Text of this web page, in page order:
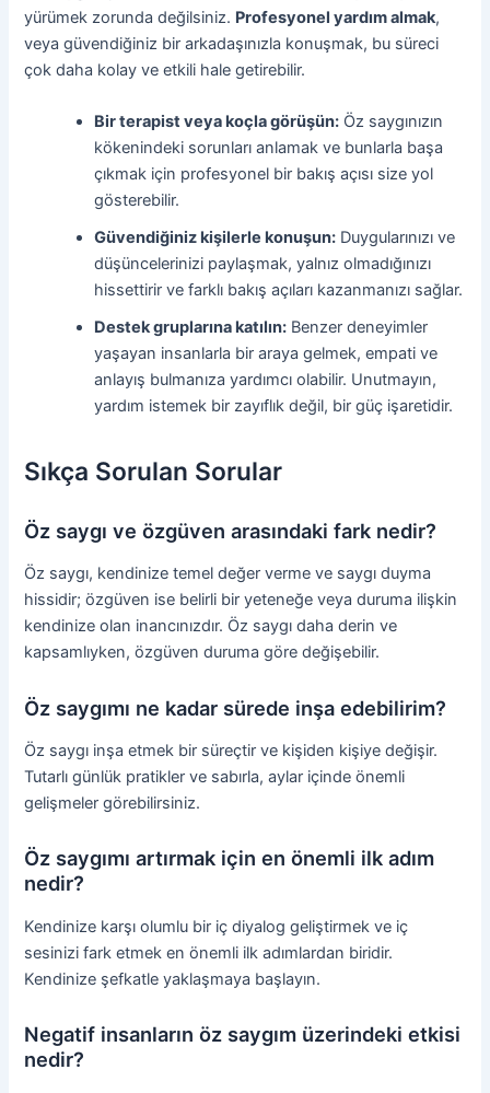
yürümek zorunda değilsiniz. Profesyonel yardım almak,
veya güvendiğiniz bir arkadaşınızla konuşmak, bu süreci
çok daha kolay ve etkili hale getirebilir.
Bir terapist veya koçla görüşün: Öz saygınızın
kökenindeki sorunları anlamak ve bunlarla başa
çıkmak için profesyonel bir bakış açısı size yol
gösterebilir.
Güvendiğiniz kişilerle konuşun: Duygularınızı ve
düşüncelerinizi paylaşmak, yalnız olmadığınızı
hissettirir ve farklı bakış açıları kazanmanızı sağlar.
Destek gruplarına katılın: Benzer deneyimler
yaşayan insanlarla bir araya gelmek, empati ve
anlayış bulmanıza yardımcı olabilir. Unutmayın,
yardım istemek bir zayıflık değil, bir güç işaretidir.
Sıkça Sorulan Sorular
Öz saygı ve özgüven arasındaki fark nedir?
Öz saygı, kendinize temel değer verme ve saygı duyma
hissidir; özgüven ise belirli bir yeteneğe veya duruma ilişkin
kendinize olan inancınızdır. Öz saygı daha derin ve
kapsamlıyken, özgüven duruma göre değişebilir.
Öz saygımı ne kadar sürede inşa edebilirim?
Öz saygı inşa etmek bir süreçtir ve kişiden kişiye değişir.
Tutarlı günlük pratikler ve sabırla, aylar içinde önemli
gelişmeler görebilirsiniz.
Öz saygımı artırmak için en önemli ilk adım
nedir?
Kendinize karşı olumlu bir iç diyalog geliştirmek ve iç
sesinizi fark etmek en önemli ilk adımlardan biridir.
Kendinize şefkatle yaklaşmaya başlayın.
Negatif insanların öz saygım üzerindeki etkisi
nedir?